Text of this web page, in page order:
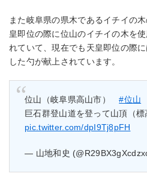
また岐阜県の県木であるイチイの
皇即位の際に位山のイチイの木を
れていて、現在でも天皇即位の際
した勺が献上されています。
位山（岐阜県高山市）#位山
巨石群登山道を登って山頂（
pic.twitter.com/dpI9Tj8pFH
— 山地和史